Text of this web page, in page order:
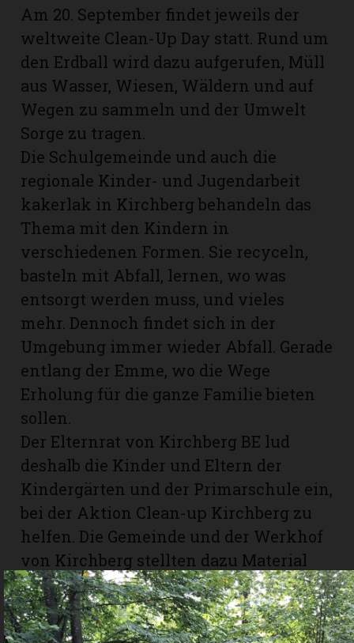
Am 20. September findet jeweils der
weltweite Clean-Up Day statt. Rund um
den Erdball wird dazu aufgerufen, Müll
aus Wasser, Wiesen, Wäldern und auf
Wegen zu sammeln und der Umwelt
Sorge zu tragen.
Die Schulgemeinde und auch die
regionale Kinder- und Jugendarbeit
kakerlak in Kirchberg behandeln das
Thema mit den Kindern in
verschiedenen Formen. Sie recyceln,
basteln mit Abfall, lernen, wo was
entsorgt werden muss, und vieles
mehr. Dennoch findet sich in der
Umgebung immer wieder Abfall. Gerade
entlang der Emme, wo die Wege
Erholung für die ganze Familie bieten
sollen.
Der Elternrat von Kirchberg BE lud
deshalb die Kinder und Eltern der
Kindergärten und der Primarschule ein,
bei der Aktion Clean-up Kirchberg zu
helfen. Die Gemeinde und der Werkhof
von Kirchberg stellten dazu Material
zur Verfügung und unterstützten die
Organisatoren/-innen bei der Planung.
Am vergangenen Samstag wurde das